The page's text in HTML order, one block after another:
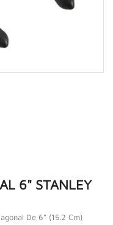
6" STANLEY
De 6" (15.2 Cm)